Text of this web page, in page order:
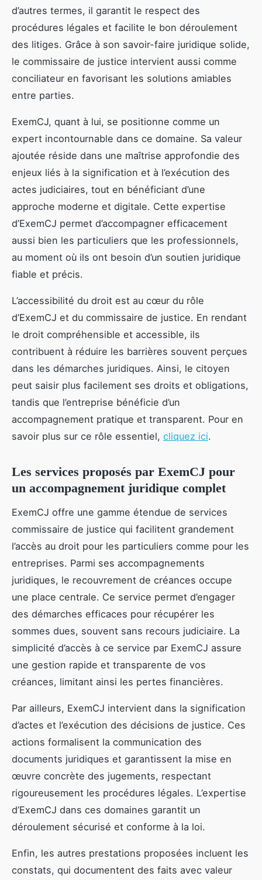
d’autres termes, il garantit le respect des
procédures légales et facilite le bon déroulement
des litiges. Grâce à son savoir-faire juridique solide,
le commissaire de justice intervient aussi comme
conciliateur en favorisant les solutions amiables
entre parties.
ExemCJ, quant à lui, se positionne comme un
expert incontournable dans ce domaine. Sa valeur
ajoutée réside dans une maîtrise approfondie des
enjeux liés à la signification et à l’exécution des
actes judiciaires, tout en bénéficiant d’une
approche moderne et digitale. Cette expertise
d’ExemCJ permet d’accompagner efficacement
aussi bien les particuliers que les professionnels,
au moment où ils ont besoin d’un soutien juridique
fiable et précis.
L’accessibilité du droit est au cœur du rôle
d’ExemCJ et du commissaire de justice. En rendant
le droit compréhensible et accessible, ils
contribuent à réduire les barrières souvent perçues
dans les démarches juridiques. Ainsi, le citoyen
peut saisir plus facilement ses droits et obligations,
tandis que l’entreprise bénéficie d’un
accompagnement pratique et transparent. Pour en
savoir plus sur ce rôle essentiel, cliquez ici.
Les services proposés par ExemCJ pour
un accompagnement juridique complet
ExemCJ offre une gamme étendue de services
commissaire de justice qui facilitent grandement
l’accès au droit pour les particuliers comme pour les
entreprises. Parmi ses accompagnements
juridiques, le recouvrement de créances occupe
une place centrale. Ce service permet d’engager
des démarches efficaces pour récupérer les
sommes dues, souvent sans recours judiciaire. La
simplicité d’accès à ce service par ExemCJ assure
une gestion rapide et transparente de vos
créances, limitant ainsi les pertes financières.
Par ailleurs, ExemCJ intervient dans la signification
d’actes et l’exécution des décisions de justice. Ces
actions formalisent la communication des
documents juridiques et garantissent la mise en
œuvre concrète des jugements, respectant
rigoureusement les procédures légales. L’expertise
d’ExemCJ dans ces domaines garantit un
déroulement sécurisé et conforme à la loi.
Enfin, les autres prestations proposées incluent les
constats, qui documentent des faits avec valeur